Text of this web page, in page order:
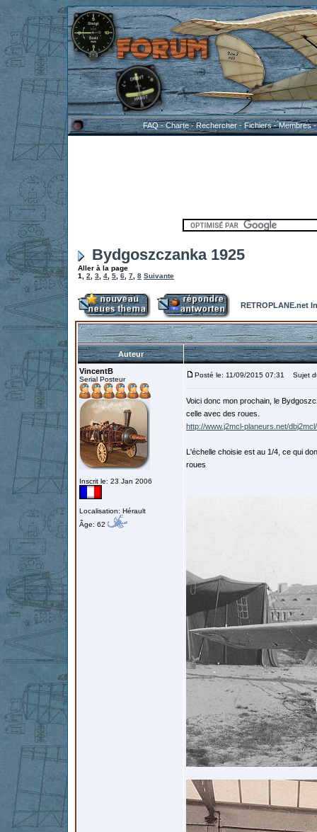
FAQ-Charte-Rechercher-Fichiers-Membres
Bydgoszczanka 1925
Aller à la page
1
2 3 4 5 6 7 8 Suivante
RETROPLANE.net
Auteur
VincentB
Serial Posteur
Inscrit le: 23 Jan 2006
Localisation: Hérault
Âge: 62
Posté le: 11/09/2015 07:31 Sujet
Voici donc mon prochain, le
celle avec des roues.
http://www.j2mcl-planeurs.net/
L'échelle choisie est au 1/4, ce qui
roues